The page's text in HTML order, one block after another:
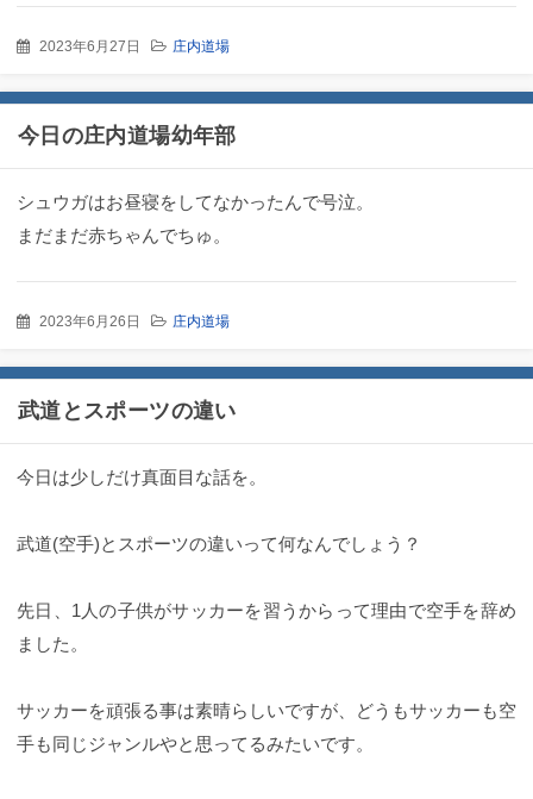
2023年6月27日 庄内道場
今日の庄内道場幼年部
シュウガはお昼寝をしてなかったんで号泣。
まだまだ赤ちゃんでちゅ。
2023年6月26日 庄内道場
武道とスポーツの違い
今日は少しだけ真面目な話を。
武道(空手)とスポーツの違いって何なんでしょう？
先日、1人の子供がサッカーを習うからって理由で空手を辞め
ました。
サッカーを頑張る事は素晴らしいですが、どうもサッカーも空
手も同じジャンルやと思ってるみたいです。